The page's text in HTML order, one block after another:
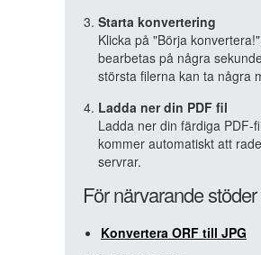
Starta konvertering
Klicka på "Börja
bearbetas på några
största filerna kan ta några
Ladda ner din PDF fil
Ladda ner din färdiga PDF-
kommer automatiskt att
servrar.
För närvarande
Konvertera ORF till JPG